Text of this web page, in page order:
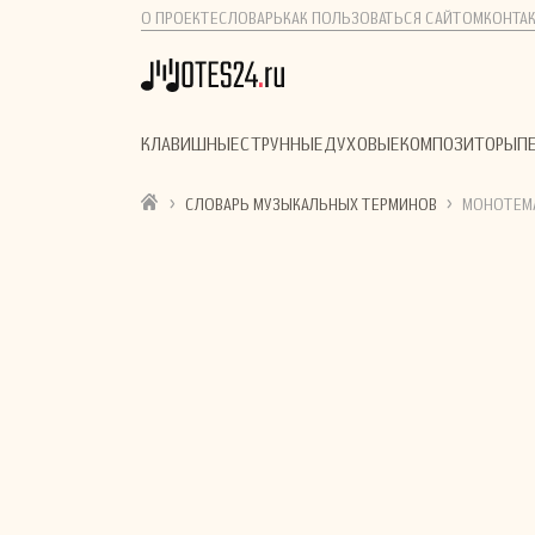
О ПРОЕКТЕСЛОВАРЬ КАК ПОЛЬЗОВАТЬСЯ САЙТОМ
КЛАВИШНЫЕСТРУННЫЕДУХОВЫЕКОМПОЗИТОРЫ
› СЛОВАРЬ МУЗЫКАЛЬНЫХ ТЕРМИНОВ ›